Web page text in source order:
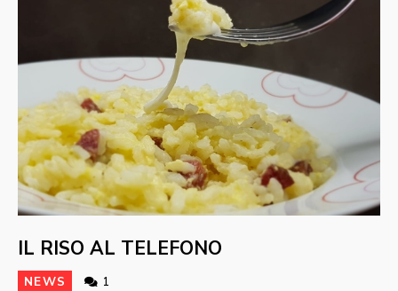
IL RISO AL TELEFONO
NEWS 1